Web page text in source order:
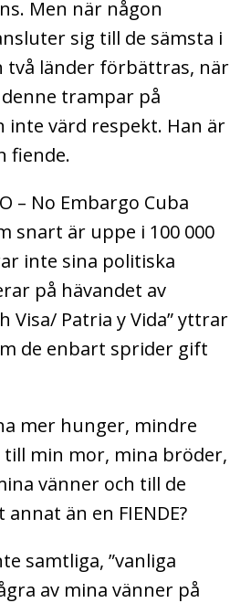
Men när någon
sig till de sämsta i
länder förbättras, när
trampar på
inte värd respekt. Han är
fiende.
– No Embargo Cuba
snart är uppe i 100 000
inte sina politiska
på hävandet av
Visa/ Patria y Vida” yttrar
de enbart sprider gift
mer hunger, mindre
min mor, mina bröder,
vänner och till de
än en FIENDE?
samtliga, ”vanliga
av mina vänner på